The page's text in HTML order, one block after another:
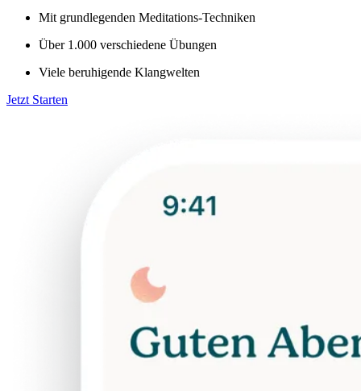
Mit grundlegenden Meditations-Techniken
Über 1.000 verschiedene Übungen
Viele beruhigende Klangwelten
Jetzt Starten